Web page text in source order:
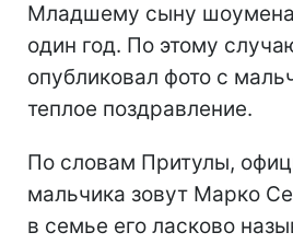
Младшему сыну шоумена
один год. По этому
опубликовал фото с
теплое поздравление.
По словам Притулы,
мальчика зовут Марко
в семье его ласково